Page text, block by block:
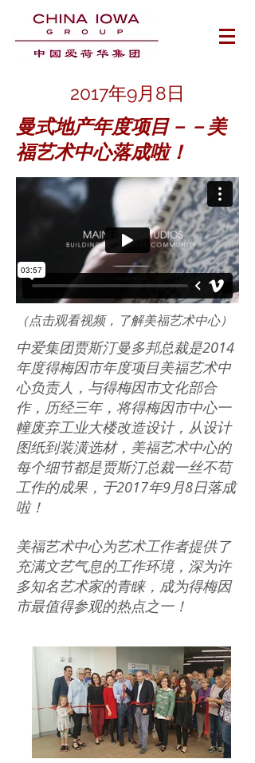
2017年9月8日
曼式地产年度项目－－美
福艺术中心落成啦！
（点击观看视频，了解美福艺术中心）
中爱集团贾斯汀曼多邦总裁是2014
年度得梅因市年度项目美福艺术中
心负责人，与得梅因市文化部合
作，历经三年，将得梅因市中心一
幢废弃工业大楼改造设计，从设计
图纸到装潢选材，美福艺术中心的
每个细节都是贾斯汀总裁一丝不苟
工作的成果，于2017年9月8日落成
啦！
美福艺术中心为艺术工作者提供了
充满文艺气息的工作环境，深为许
多知名艺术家的青睐，成为得梅因
市最值得参观的热点之一！